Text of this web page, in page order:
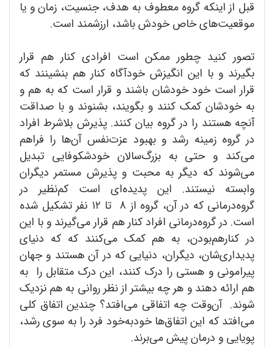
قبل از اینکه گروه معطوف به هدف، جنسیت، زمان و یا
موقعیت‌های خاص خودش باشد، ارزشمند است.
تصور کنید چطور ممکن است افرادی کنار هم قرار
بگیرند و با این انگیزش خودآگاه کنار هم بنشینند که
قرار است خود خودشان باشند و قرار است که به هم و
به خودشان کمک کنند و بگویند، بشنوند و با صداقت
آنچه هستند را در گروه بیان کنند. پذیرش بلاشرط افراد
در گروه زمینه رشد و بهبود عزت‌نفس آن‌ها را فراهم
می‌کند و حتی به بزرگ‌سالان خودشکوفایی تبدیل
می‌شوند که دیگر به محبت و پذیرش مستمر دیگران
وابسته نیستند. این پدیده‌ای است کم‌نظیر در
گروه‌درمانی که در آن، گروه از 8 تا ۱۲ نفر تشکیل شده
است. در گروه‌درمانی افراد کنار هم قرار می‌گیرند و با این
در کنارهم‌بودن، به هم کمک می‌کنند که که دنیای
پدیداری‌شان، دیگران، دنیایی که در آن هستند و جهان
پیرامونی و هستی را درک کنند، این درک متقابل را به
هم ارائه دهند و هر چه بیشتر از نظر روانی به هم نزدیک
شوند. آن‌وقت چه اتفاقی می‌افتد؟ چندین اتفاق کلی
می‌افتد که این اتفاق‌ها خودبه‌خود فرد را به سوی رشد،
پویایی و درمان پیش می‌برند.